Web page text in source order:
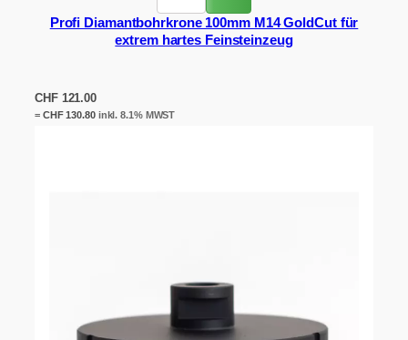
Profi Diamantbohrkrone 100mm M14 GoldCut für
extrem hartes Feinsteinzeug
CHF121.00
= CHF130.80inkl. 8.1% MWST